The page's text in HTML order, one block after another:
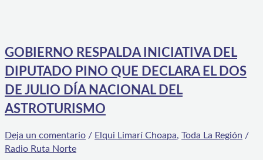
GOBIERNO RESPALDA INICIATIVA DEL
DIPUTADO PINO QUE DECLARA EL DOS
DE JULIO DÍA NACIONAL DEL
ASTROTURISMO
Deja un comentario / Elqui Limarí Choapa, Toda La Región /
Radio Ruta Norte